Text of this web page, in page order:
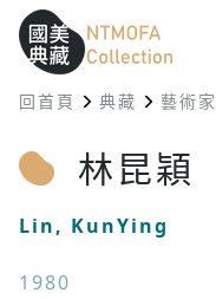
跳到中間主要內容區
網站導覽
:::
:::
回首頁 典藏 藝術家
林昆穎
Lin, KunYing
1980